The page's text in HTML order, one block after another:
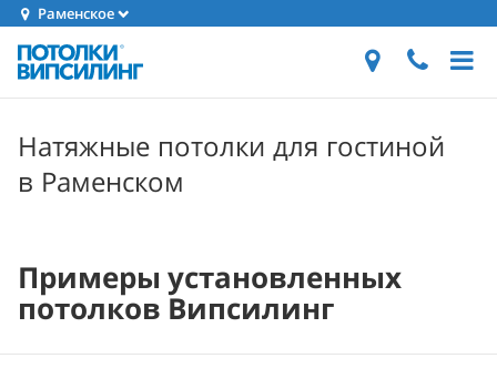
Раменское
Натяжные потолки для гостиной
в Раменском
Примеры установленных
потолков Випсилинг